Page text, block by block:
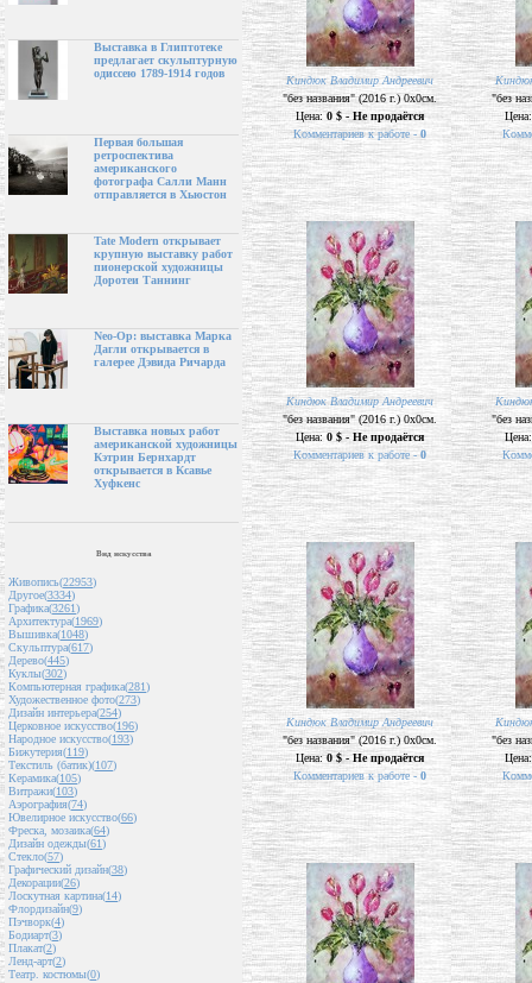
Выставка в Глиптотеке
предлагает скульптурную
одиссею 1789-1914 годов
Первая большая
ретроспектива
американского
фотографа Салли Манн
отправляется в Хьюстон
Tate Modern открывает
крупную выставку работ
пионерской художницы
Доротеи Таннинг
Neo-Op: выставка Марка
Дагли открывается в
галерее Дэвида Ричарда
Выставка новых работ
американской художницы
Кэтрин Бернхардт
открывается в Ксавье
Хуфкенс
Вид искусства
Живопись(22953)
Другое(3334)
Графика(3261)
Архитектура(1969)
Вышивка(1048)
Скульптура(617)
Дерево(445)
Куклы(302)
Компьютерная графика(281)
Художественное фото(273)
Дизайн интерьера(254)
Церковное искусство(196)
Народное искусство(193)
Бижутерия(119)
Текстиль (батик)(107)
Керамика(105)
Витражи(103)
Аэрография(74)
Ювелирное искусство(66)
Фреска, мозаика(64)
Дизайн одежды(61)
Стекло(57)
Графический дизайн(38)
Декорации(26)
Лоскутная картина(14)
Флордизайн(9)
Пэчворк(4)
Бодиарт(3)
Плакат(2)
Ленд-арт(2)
Театр. костюмы(0)
Киндюк Владимир Андреевич
"без названия" (2016 г.) 0х0см.
Цена:0 $ - Не продаётся
Комментариев к работе -0
"без
Киндюк Владимир Андреевич
"без названия" (2016 г.) 0х0см.
Цена:0 $ - Не продаётся
Комментариев к работе -0
"без
Киндюк Владимир Андреевич
"без названия" (2016 г.) 0х0см.
Цена:0 $ - Не продаётся
Комментариев к работе - 0
"без